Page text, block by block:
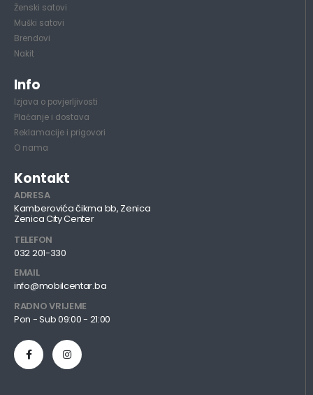
Ženski satovi
Muški satovi
Brendovi
Nakit
Info
Izjava o povjerljivosti
Plaćanje i dostava
Reklamacije i prigovori
O nama
Kontakt
ADRESA
Kamberovića čikma bb, Zenica
Zenica City Center
TELEFON
032 201-330
EMAIL
info@mobilcentar.ba
RADNO VRIJEME
Pon - Sub 09:00 - 21:00